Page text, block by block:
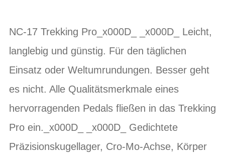
NC-17 Trekking Pro_x000D_ _x000D_ Leicht,
langlebig und günstig. Für den täglichen
Einsatz oder Weltumrundungen. Besser geht
es nicht. Alle Qualitätsmerkmale eines
hervorragenden Pedals fließen in das Trekking
Pro ein._x000D_ _x000D_ Gedichtete
Präzisionskugellager, Cro-Mo-Achse, Körper